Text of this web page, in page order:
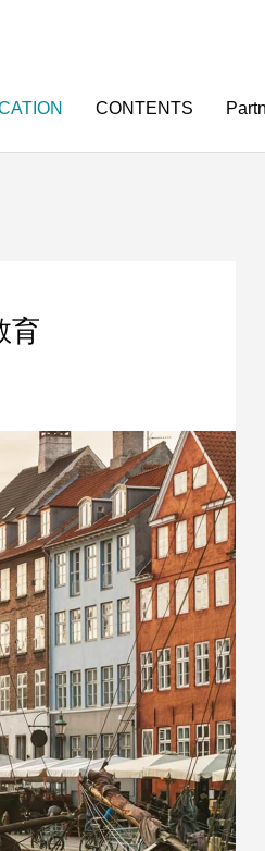
CONTENTS
高校生のための金融リテラシー〜
人生における３大費用〜
2022.04.10
小学校高学年から考える社会との
会保障制度と少子化問題〜
育
めのお金の教科書